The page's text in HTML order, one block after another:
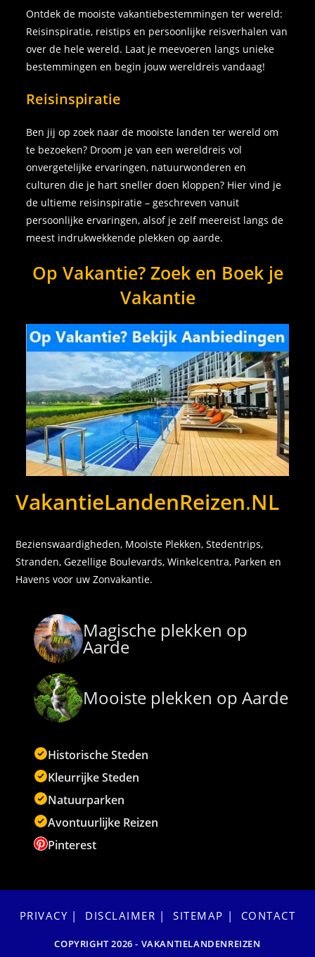
Ontdek de mooiste vakantiebestemmingen ter wereld:
Reisinspiratie, reistips en persoonlijke reisverhalen van
over de hele wereld. Laat je meevoeren langs unieke
bestemmingen en begin jouw wereldreis vandaag!
Reisinspiratie
Ben jij op zoek naar de mooiste landen ter wereld om
te bezoeken? Droom je van een wereldreis vol
onvergetelijke ervaringen, natuurwonderen en
culturen die je hart sneller doen kloppen? Hier vind je
de ultieme reisinspiratie – geschreven vanuit
persoonlijke ervaringen, alsof je zelf meereist langs de
meest indrukwekkende plekken op aarde.
Op Vakantie? Zoek en Boek je
Vakantie
VakantieLandenReizen.NL
Bezienswaardigheden, Mooiste Plekken, Stedentrips,
Stranden, Gezellige Boulevards, Winkelcentra, Parken en
Havens voor uw Zonvakantie.
Magische plekken op
Aarde
Mooiste plekken op Aarde
Historische Steden
Kleurrijke Steden
Natuurparken
Avontuurlijke Reizen
Pinterest
PRIVACY DISCLAIMER SITEMAP CONTACT
COPYRIGHT 2026 - VAKANTIELANDENREIZEN